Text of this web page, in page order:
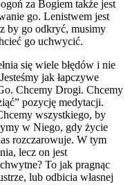
za Bogiem także jest
go. Lenistwem jest
by go odkryć, musimy
go uchwycić.
się wiele błędów i nie
jak łapczywe
Chcemy Drogi. Chcemy
pozycję medytacji.
wszystkiego, by
w Niego, gdy życie
rozczarowuje. W tym
lecz on jest
To jak pragnąc
lub odbicia własnej